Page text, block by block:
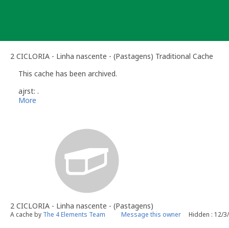
2 CICLORIA - Linha nascente - (Pastagens) Traditional Cache
This cache has been archived.
ajrst: .
More
2 CICLORIA - Linha nascente - (Pastagens)
A cache by The 4 Elements Team Message this owner Hidden : 12/